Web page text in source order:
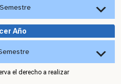
Año
el derecho a realizar